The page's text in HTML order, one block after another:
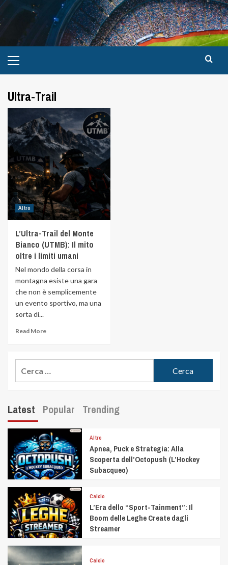
Ultra-Trail
Altro
L’Ultra-Trail del Monte
Bianco (UTMB): Il mito
oltre i limiti umani
Nel mondo della corsa in
montagna esiste una gara
che non è semplicemente
un evento sportivo, ma una
sorta di...
Read More
Latest Popular Trending
Altro
Apnea, Puck e Strategia: Alla
Scoperta dell’Octopush (L’Hockey
Subacqueo)
Calcio
L’Era dello “Sport-Tainment”: Il
Boom delle Leghe Create dagli
Streamer
Calcio